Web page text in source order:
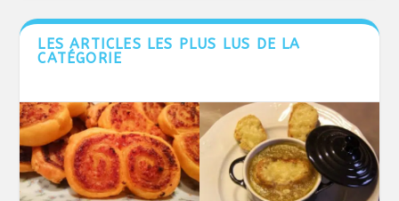
LES ARTICLES LES PLUS LUS DE LA
CATÉGORIE